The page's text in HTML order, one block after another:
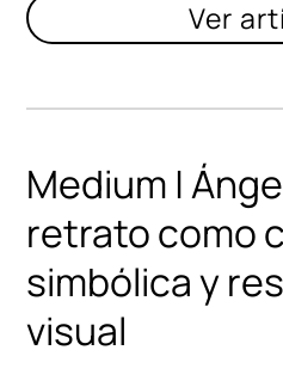
Medium |
retrato como
simbólica y
visual